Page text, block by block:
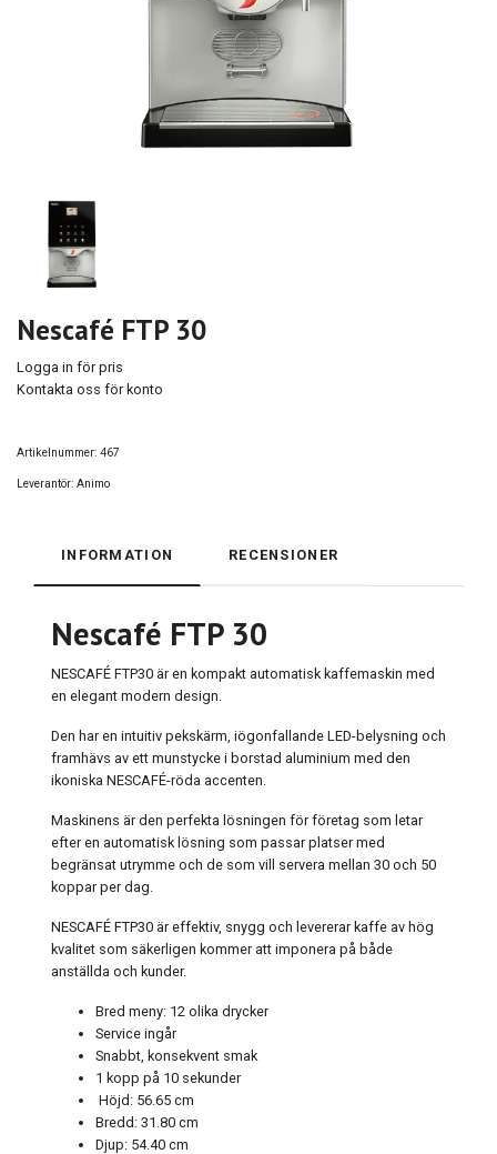
Nescafé FTP 30
Logga in för pris
Kontakta oss för konto
Artikelnummer: 467
Leverantör: Animo
INFORMATION RECENSIONER
Nescafé FTP 30
NESCAFÉ FTP30 är en kompakt automatisk kaffemaskin med
en elegant modern design.
Den har en intuitiv pekskärm, iögonfallande LED-belysning och
framhävs av ett munstycke i borstad aluminium med den
ikoniska NESCAFÉ-röda accenten.
Maskinens är den perfekta lösningen för företag som letar
efter en automatisk lösning som passar platser med
begränsat utrymme och de som vill servera mellan 30 och 50
koppar per dag.
NESCAFÉ FTP30 är effektiv, snygg och levererar kaffe av hög
kvalitet som säkerligen kommer att imponera på både
anställda och kunder.
Bred meny: 12 olika drycker
Service ingår
Snabbt, konsekvent smak
1 kopp på 10 sekunder
Höjd: 56.65 cm
Bredd: 31.80 cm
Djup: 54.40 cm